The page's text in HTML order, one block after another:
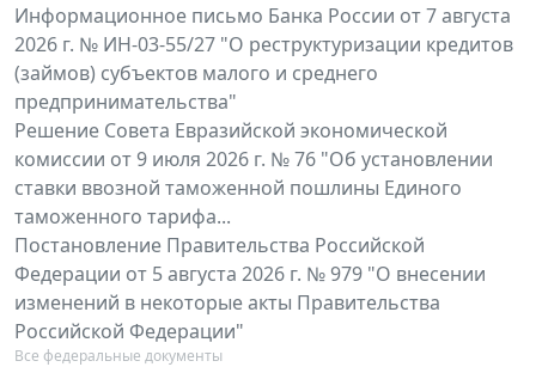
Информационное письмо Банка России от 7 августа
2026 г. № ИН-03-55/27 "О реструктуризации кредитов
(займов) субъектов малого и среднего
предпринимательства"
Решение Совета Евразийской экономической
комиссии от 9 июля 2026 г. № 76 "Об установлении
ставки ввозной таможенной пошлины Единого
таможенного тарифа...
Постановление Правительства Российской
Федерации от 5 августа 2026 г. № 979 "О внесении
изменений в некоторые акты Правительства
Российской Федерации"
Все федеральные документы